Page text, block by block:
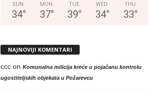
SUN
34°
MON
37°
TUE
39°
WED
34°
THU
33°
NAJNOVIJI KOMENTARI
cccon Komunalna milicija kreće u pojačanu kontrolu
ugostiteljskih objekata u Požarevcu